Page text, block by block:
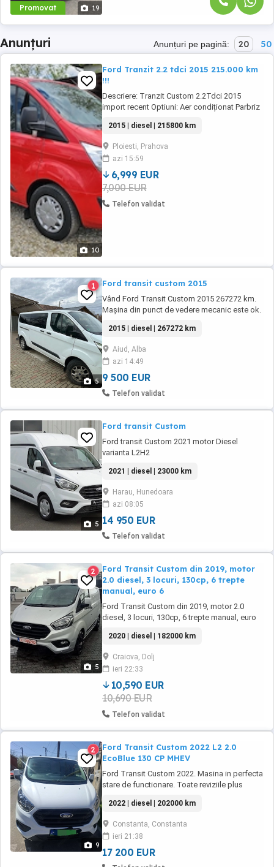
Promovat 19
Anunțuri Anunțuri pe pagină: 20 50
10
Ford Tranzit 2.2 tdci 2015 215.000 km
!!!
Descriere: Tranzit Custom 2.2Tdci 2015
import recent Optiuni: Aer condiționat Parbriz
Comenzi volan Pilot automat Cauciucuri Dot
2023 Proiectoare de ceata Inchidere
centralizata Carlig remorcare Bare
transversale Rhino Airbag sofer+pasager
Masina a venit ...
2015 | diesel | 215800 km
Ploiesti, Prahova
azi 15:59
6,999 EUR
7,000 EUR
Telefon validat
5
1 Ford transit custom 2015
Vând Ford Transit Custom 2015 267272 km.
Mașina din punct de vedere mecanic este ok.
2015 | diesel | 267272 km
Aiud, Alba
azi 14:49
9 500 EUR
Telefon validat
5
Ford transit Custom
Ford transit Custom 2021 motor Diesel
varianta L2H2
2021 | diesel | 23000 km
Harau, Hunedoara
azi 08:05
14 950 EUR
Telefon validat
5
2
Ford Transit Custom din 2019, motor
2.0 diesel, 3 locuri, 130cp, 6 trepte
manual, euro 6
Ford Transit Custom din 2019, motor 2.0
diesel, 3 locuri, 130cp, 6 trepte manual, euro
auxiliara de fabrica programabila - degivrare
parbriz - scaune incalzite - clima - apple car
play - navigatie mare color cu touch screen -
xenon ...
2020 | diesel | 182000 km
Craiova, Dolj
ieri 22:33
10,590 EUR
10,690 EUR
Telefon validat
9
2
Ford Transit Custom 2022 L2 2.0
EcoBlue 130 CP MHEV
Ford Transit Custom 2022. Masina in perfecta
stare de functionare. Toate reviziile plus
investitie. Anvelope spate noi all-season si
fata de iarna dot 2021. Mild Hybrid, cu bateria
de 48V. Senzori parcare fata si spate.
Navigatie Android auto. Oglinzi electrice ...
2022 | diesel | 202000 km
Constanta, Constanta
ieri 21:38
17 200 EUR